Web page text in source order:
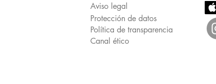
Aviso legal
Protección de datos
Política de transparencia
Canal ético